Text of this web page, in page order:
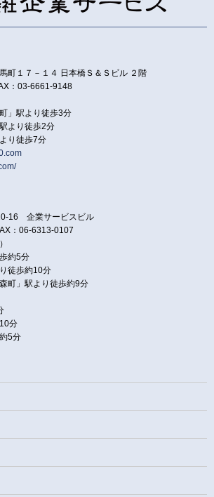
町１７－１４ 日本橋Ｓ＆Ｓビル ２階
：03-6661-9148
」駅より徒歩3分
より徒歩2分
り徒歩7分
16 企業サービスビル
：06-6313-0107
約5分
徒歩約10分
町」駅より徒歩約9分
分
5分